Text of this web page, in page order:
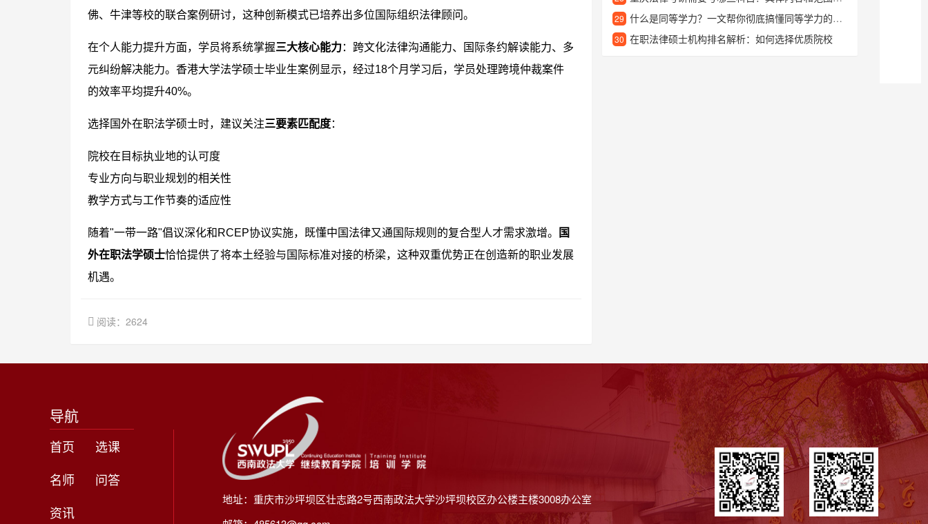
佛、牛津等校的联合案例研讨，这种创新模式已培养出多位国际组织法律顾问。
在个人能力提升方面，学员将系统掌握三大核心能力：跨文化法律沟通能力、国际条约解读能力、多
元纠纷解决能力。香港大学法学硕士毕业生案例显示，经过18个月学习后，学员处理跨境仲裁案件
的效率平均提升40%。
选择国外在职法学硕士时，建议关注三要素匹配度：
院校在目标执业地的认可度
专业方向与职业规划的相关性
教学方式与工作节奏的适应性
随着"一带一路"倡议深化和RCEP协议实施，既懂中国法律又通国际规则的复合型人才需求激增。
国
外在职法学硕士恰恰提供了将本土经验与国际标准对接的桥梁，这种双重优势正在创造新的职业发展
机遇。
阅读：2624
29 什么是同等学力？一文帮你彻底搞懂同等学力的含义与要求
30 在职法律硕士机构排名解析：如何选择优质院校
导航
首页
选课
名师
问答
资讯
地址：重庆市沙坪坝区壮志路2号西南政法大学沙坪坝校区办公楼主楼3008办公室